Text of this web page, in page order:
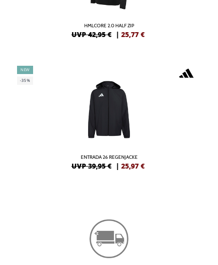
HMLCORE 2.0 HALF ZIP
UVP 42,95 € | 25,77 €
NEW
-35%
ENTRADA 26 REGENJACKE
UVP 39,95 € | 25,97 €